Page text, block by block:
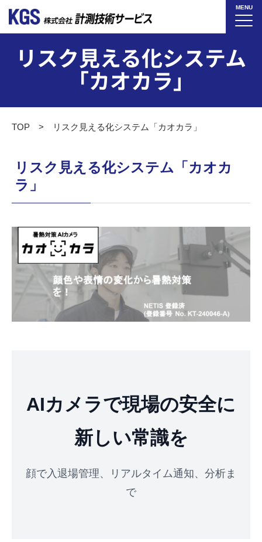
MENU
リスク見える化システム
「カオカラ」
TOP リスク見える化システム「カオカラ」
リスク見える化システム「カオカ
ラ」
AIカメラで現場の安全に
新しい常識を
顔で入退場管理、リアルタイム通知、分析ま
で